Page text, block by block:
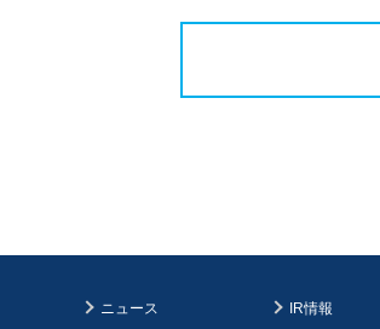
ニュース IR情報